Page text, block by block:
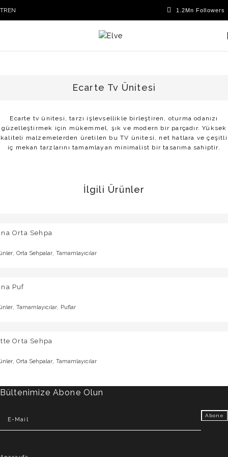
TREN
Ecarte Tv Ünitesi
Ecarte tv ünitesi, tarzı işlevsellikle birleştiren, oturma odanızı
güzelleştirmek için mükemmel, şık ve modern bir parçadır. Yüksek
kaliteli malzemelerden üretilen bu TV ünitesi, net hatlara ve çeşitli
iç mekan tarzlarını tamamlayan minimalist bir tasarıma sahiptir.
İlgili Ürünler
Orta Sehpa
, Orta Sehpalar, Tamamlayıcılar
Puf
, Tamamlayıcılar, Puflar
Orta Sehpa
, Orta Sehpalar, Tamamlayıcılar
Bültenimize Abone Olun